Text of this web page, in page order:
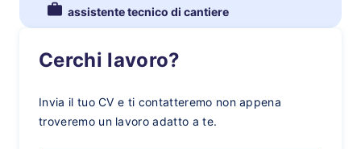
assistente tecnico di cantiere
Cerchi lavoro?
Invia il tuo CV e ti contatteremo non appena
troveremo un lavoro adatto a te.